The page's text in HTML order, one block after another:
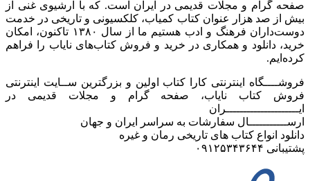
صفحه گرام و مجلات قدیمی در ایران است. که با آرشیوی غنی از
بیش از صد هزار عنوان کتاب کمیاب، کلکسیونی و تاریخی در خدمت
دوست‌داران فرهنگ و ادب هستیم ما از سال ۱۳۸۰ تاکنون، امکان
خرید، دانلود و همکاری در خرید و فروش کتاب‌های نایاب را فراهم
کرده‌ایم.
فروشــــگاه اینترنتی کارا کتاب اولین و بزرگترین ســایت اینترنتی
فروش کتاب نایاب، صفحه گرام و مجلات قدیمی در
ایـــــــــــــــــــــران
ارســـــــــــال سفارشات به سراسر ایران و جهان
دانلود انواع کتاب های تاریخی رمان و غیره
پشتیبانی ۰۹۱۲۵۳۴۳۶۴۴